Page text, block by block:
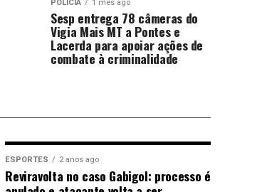
POLÍCIA 1 mês ago
Sesp entrega 78 câmeras do
Vigia Mais MT a Pontes e
Lacerda para apoiar ações de
combate à criminalidade
ESPORTES 2 anos ago
Reviravolta no caso Gabigol: processo é